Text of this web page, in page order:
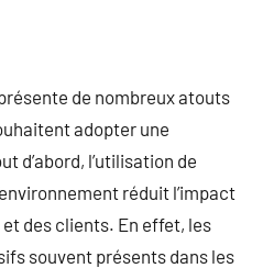
de nombreux atouts
adopter une
d’abord, l’utilisation de
réduit l’impact
des clients. En effet, les
souvent présents dans les